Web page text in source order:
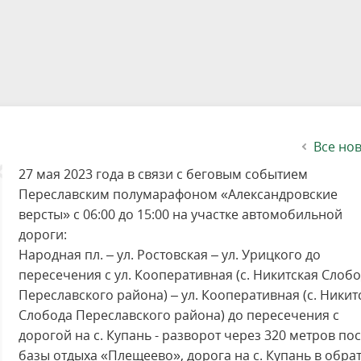
на озере Зоны для парусного спорта
Интерактивная карта
Все
27 мая 2023 года в связи с беговым событием
Переславским полумарафоном «Александровские
версты» с 06:00 до 15:00 на участке автомобильной
дороги:
Народная пл. – ул. Ростовская – ул. Урицкого до
пересечения с ул. Кооперативная (с. Никитская
Переславского района) – ул. Кооперативная (с.
Слобода Переславского района) до пересечения с
дорогой на с. Купань - разворот через 320 метров
базы отдыха «Плещеево», дорога на с. Купань в